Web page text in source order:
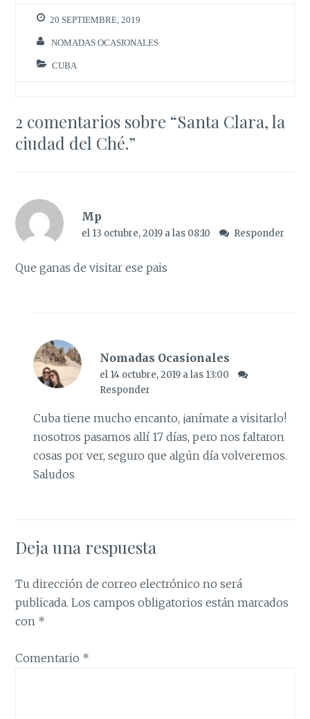
20 SEPTIEMBRE, 2019
NOMADAS OCASIONALES
CUBA
2 comentarios sobre “Santa Clara, la
ciudad del Ché.”
Mp
el 13 octubre, 2019 a las 08:10 Responder
Que ganas de visitar ese pais
Nomadas Ocasionales
el 14 octubre, 2019 a las 13:00
Responder
Cuba tiene mucho encanto, ¡anímate a visitarlo!
nosotros pasamos allí 17 días, pero nos faltaron
cosas por ver, seguro que algún día volveremos.
Saludos
Deja una respuesta
Tu dirección de correo electrónico no será
publicada. Los campos obligatorios están marcados
con *
Comentario *